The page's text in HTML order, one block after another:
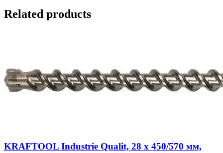
Related products
KRAFTOOL Industrie Qualit, 28 x 450/570 мм,